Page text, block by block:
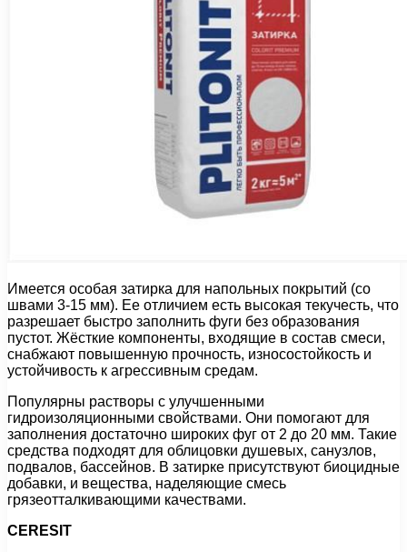
Имеется особая затирка для напольных покрытий (со
швами 3-15 мм). Ее отличием есть высокая текучесть, что
разрешает быстро заполнить фуги без образования
пустот. Жёсткие компоненты, входящие в состав смеси,
снабжают повышенную прочность, износостойкость и
устойчивость к агрессивным средам.
Популярны растворы с улучшенными
гидроизоляционными свойствами. Они помогают для
заполнения достаточно широких фуг от 2 до 20 мм. Такие
средства подходят для облицовки душевых, санузлов,
подвалов, бассейнов. В затирке присутствуют биоцидные
добавки, и вещества, наделяющие смесь
грязеотталкивающими качествами.
CERESIT